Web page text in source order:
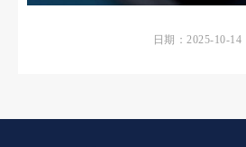
日期：2025-10-14